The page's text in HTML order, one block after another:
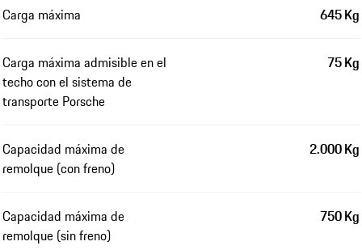
Carga máxima 645 Kg
Carga máxima admisible en el
techo con el sistema de
transporte Porsche
75 Kg
Capacidad máxima de
remolque (con freno)
2.000 Kg
Capacidad máxima de
remolque (sin freno)
750 Kg